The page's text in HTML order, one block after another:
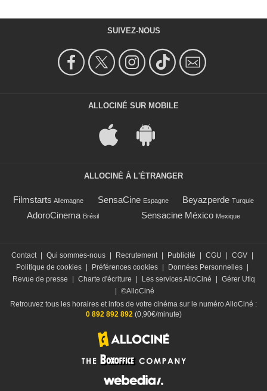
SUIVEZ-NOUS
ALLOCINÉ SUR MOBILE
ALLOCINÉ À L'ÉTRANGER
Filmstarts Allemagne SensaCine Espagne Beyazperde Turquie
AdoroCinema Brésil Sensacine México Mexique
Contact Qui sommes-nous Recrutement Publicité CGU CGV
Politique de cookies
Préférences cookies Données Personnelles
Revue de presse
Charte d'écriture Les services AlloCiné
Gérer Utiq
©AlloCiné
Retrouvez tous les horaires et infos de votre cinéma sur le numéro AlloCiné :
0 892 892 892(0,90€/minute)